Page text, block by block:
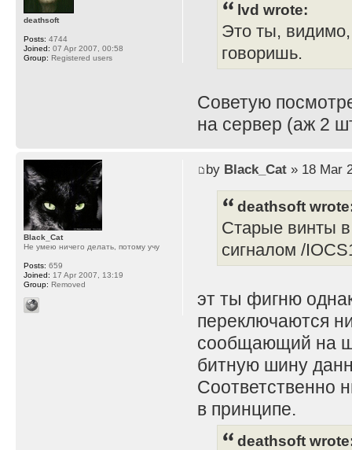
lvd wrote:
Это ты,
говоришь.
Советую
на сервер (аж 2
deathsoft
Posts: 4744
Joined: 07 Apr 2007, 00:58
Group: Registered users
by Black_Cat» 18 Mar
deathsoft
Старые винты
сигналом /
эт ты фигню
переключаются
сообщающий на
битную шину
Соответственно
в принципе.
deathsoft
Black_Cat
Не умею ничего делать, потому учу
Posts: 659
Joined: 17 Apr 2007, 13:19
Group: Removed